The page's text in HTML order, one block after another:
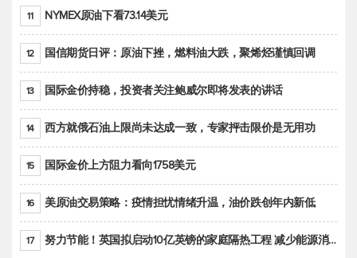
11 NYMEX原油下看73.14美元
12 国信期货日评：原油下挫，燃料油大跌，聚烯烃谨慎回调
13 国际金价持稳，投资者关注鲍威尔即将发表的讲话
14 西方就俄石油上限尚未达成一致，专家抨击限价是无用功
15 国际金价上方阻力看向1758美元
16 美原油交易策略：疫情担忧情绪升温，油价跌创年内新低
17 努力节能！英国拟启动10亿英镑的家庭隔热工程 减少能源消耗